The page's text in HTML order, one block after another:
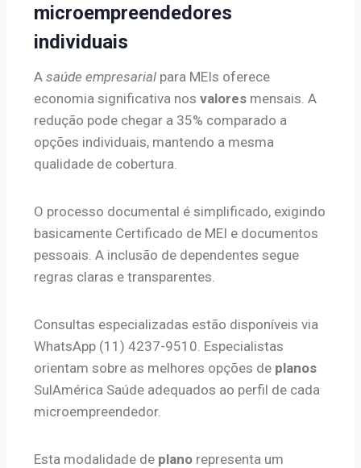
microempreendedores
individuais
A saúde empresarial para MEIs oferece
economia significativa nos valores mensais. A
redução pode chegar a 35% comparado a
opções individuais, mantendo a mesma
qualidade de cobertura.
O processo documental é simplificado, exigindo
basicamente Certificado de MEI e documentos
pessoais. A inclusão de dependentes segue
regras claras e transparentes.
Consultas especializadas estão disponíveis via
WhatsApp (11) 4237-9510. Especialistas
orientam sobre as melhores opções de planos
SulAmérica Saúde adequados ao perfil de cada
microempreendedor.
Esta modalidade de plano representa um